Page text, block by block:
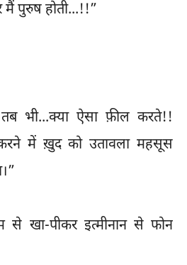
मैं पुरुष होती...!!”
तब भी...क्या ऐसा फ़ील करते!!
में ख़ुद को उतावला महसूस
से खा-पीकर इत्मीनान से फोन